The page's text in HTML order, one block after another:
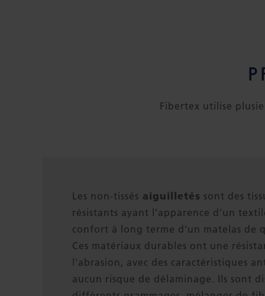
Fibertex utilise
Les non-tissés aiguilletés sont des
résistants ayant l’apparence d’un
confort à long terme d’un matelas de
Ces matériaux durables ont une
l’abrasion, avec des caractéristiques
aucun risque de délaminage. Ils sont